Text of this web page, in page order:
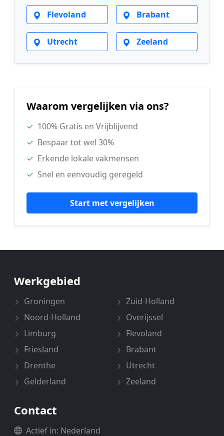
Flevoland Brabant
Utrecht Zeeland
Waarom vergelijken via ons?
✓ 100% Gratis en Vrijblijvend
✓ Bespaar tot wel 30%
✓ Erkende lokale vakmensen
✓ Snel en eenvoudig geregeld
Start met vergelijken
Werkgebied
Groningen
Noord-Holland
Limburg
Friesland
Drenthe
Gelderland
Zuid-Holland
Overijssel
Flevoland
Brabant
Utrecht
Zeeland
Contact
Actief in: Nederland